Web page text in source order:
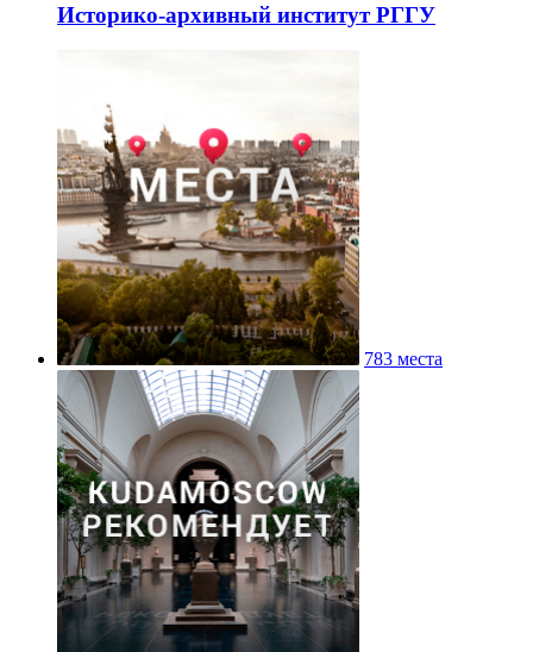
Историко-архивный институт РГГУ
783 места